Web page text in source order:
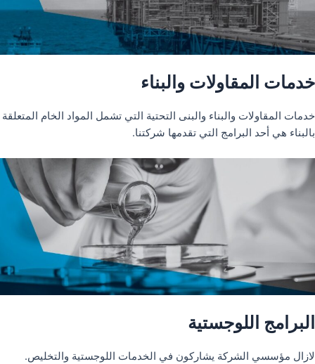
خدمات المقاولات والبناء
خدمات المقاولات والبناء والبنى التحتية التي تشمل المواد الخام المتعلقة
بالبناء هي أحد البرامج التي تقدمها شركتنا.
البرامج اللوجستية
لازال مؤسسي الشركة يشاركون في الخدمات اللوجستية والتخليص.